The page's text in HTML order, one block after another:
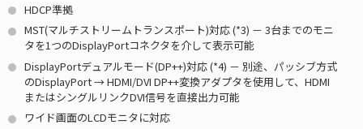
HDCP準拠
MST(マルチストリームトランスポート)対応 (*3) － 3台までのモニ
タを1つのDisplayPortコネクタを介して表示可能
DisplayPortデュアルモード(DP++)対応 (*4) － 別途、パッシブ方式
のDisplayPort → HDMI/DVI DP++変換アダプタを使用して、HDMI
またはシングルリンクDVI信号を直接出力可能
ワイド画面のLCDモニタに対応